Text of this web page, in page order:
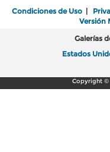
Condiciones de Uso |
Versión
Galerías
Estados
Copyright ©